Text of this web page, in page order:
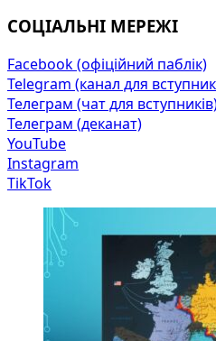
СОЦІАЛЬНІ МЕРЕЖІ
Facebook (офіційний паблік)
Telegram (канал для
Телеграм (чат для
Телеграм (деканат)
YouTube
Instagram
TikTok